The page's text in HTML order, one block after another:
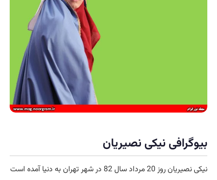
بیوگرافی نیکی نصیریان
نیکی نصیریان روز 20 مرداد سال 82 در شهر تهران به دنیا آمده است